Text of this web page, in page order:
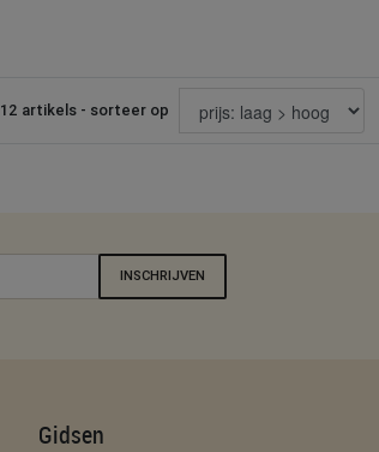
12 artikels - sorteer op
INSCHRIJVEN
Gidsen